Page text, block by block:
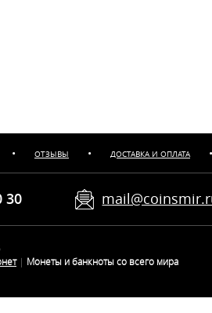
• ОТЗЫВЫ • ДОСТАВКА И ОПЛАТА •
30
| Монеты и банкноты со всего мира